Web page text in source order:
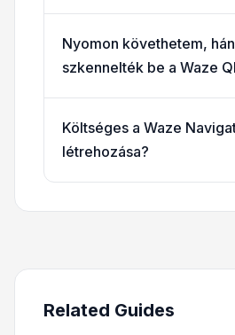
Nyomon követhetem,
szkennelték be a Waze
Költséges a Waze
létrehozása?
Related Guides